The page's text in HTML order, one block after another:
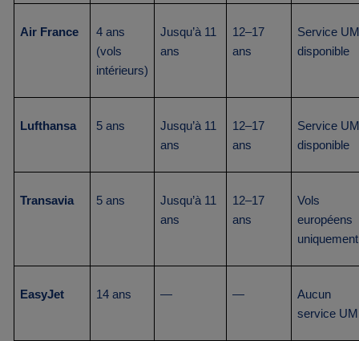
Air France
4 ans
(vols
intérieurs)
Jusqu’à 11
ans
12–17
ans
Service UM
disponible
Lufthansa 5 ans
Jusqu’à 11
ans
12–17
ans
Service UM
disponible
Transavia 5 ans
Jusqu’à 11
ans
12–17
ans
Vols
européens
uniquement
EasyJet 14 ans — —
Aucun
service UM